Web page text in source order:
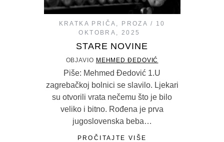
KRATKA PRIČA PROZA
10
OKTOBRA, 2025
STARE NOVINE
OBJAVIO MEHMED ĐEDOVIĆ
Piše: Mehmed Đedović 1.U
zagrebačkoj bolnici se slavilo. Ljekari
su otvorili vrata nečemu što je bilo
veliko i bitno. Rođena je prva
jugoslovenska beba…
PROČITAJTE VIŠE